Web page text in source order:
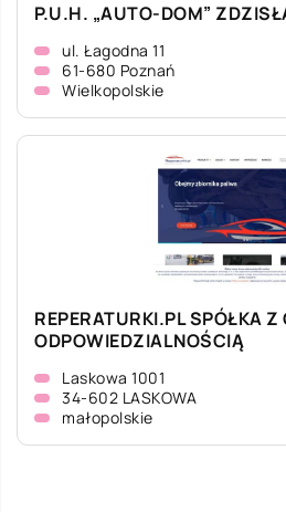
P.U.H. „AUTO-DOM”
ul. Łagodna 11
61-680 Poznań
Wielkopolskie
REPERATURKI.PL SPÓŁKA
ODPOWIEDZIALNOŚCIĄ
Laskowa 1001
34-602 LASKOWA
małopolskie